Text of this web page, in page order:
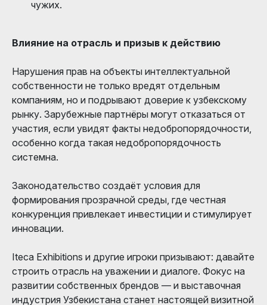
чужих.
Влияние на отрасль и призыв к действию
Нарушения прав на объекты интеллектуальной
собственности не только вредят отдельным
компаниям, но и подрывают доверие к узбекскому
рынку. Зарубежные партнёры могут отказаться от
участия, если увидят факты недобропорядочности,
особенно когда такая недобропорядочность
системна.
Законодательство создаёт условия для
формирования прозрачной среды, где честная
конкуренция привлекает инвестиции и стимулирует
инновации.
Iteca Exhibitions и другие игроки призывают: давайте
строить отрасль на уважении и диалоге. Фокус на
развитии собственных брендов — и выставочная
индустрия Узбекистана станет настоящей визитной